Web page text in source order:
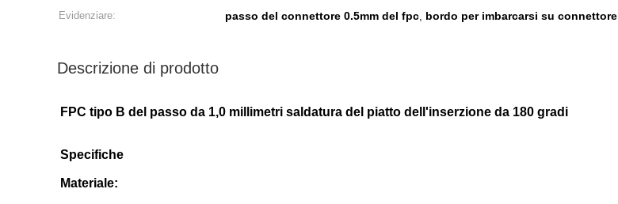
Evidenziare:
passo del connettore 0.5mm del fpc, bordo per imbarcarsi su connettore
Descrizione di prodotto
FPC tipo B del passo da 1,0 millimetri saldatura del piatto dell'inserzione da 180 gradi
Specifiche
Materiale: